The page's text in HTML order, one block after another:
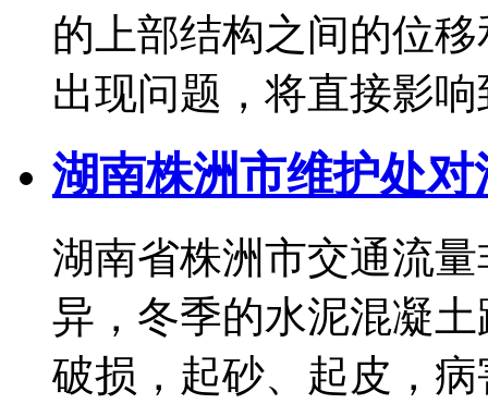
的上部结构之间的位
出现问题，将直接影
湖南株洲市维护处
湖南省株洲市交通流
异，冬季的水泥混凝
破损，起砂、起皮，